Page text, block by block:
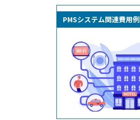
PMSシステム関連費用例